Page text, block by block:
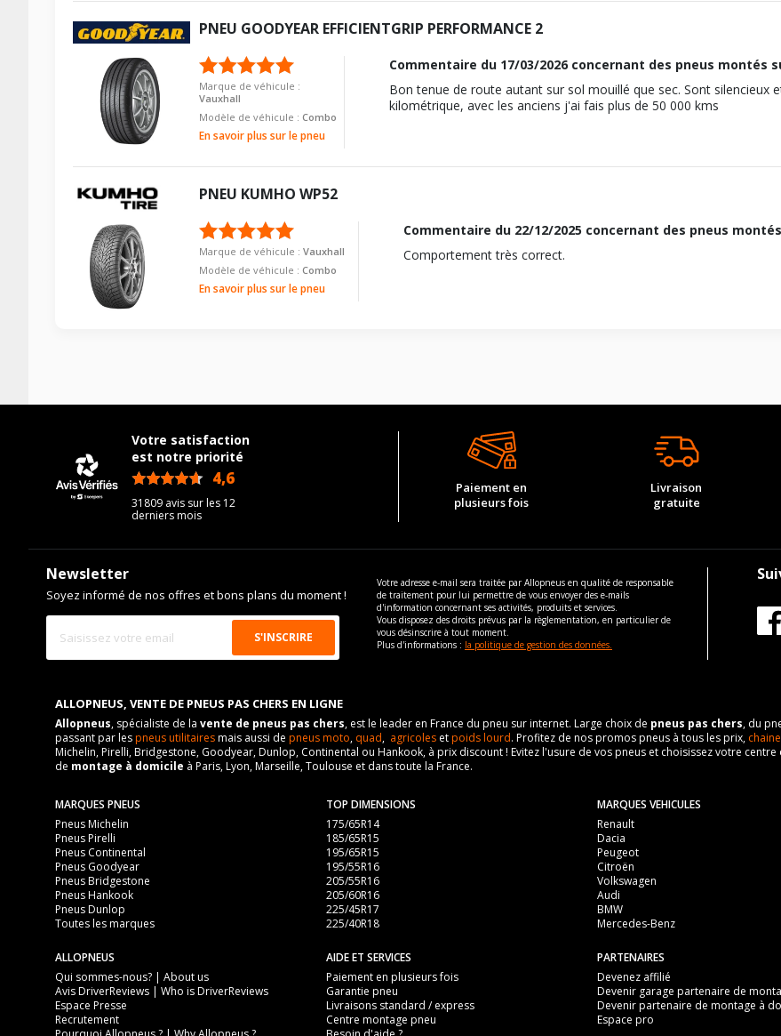
PNEU GOODYEAR EFFICIENTGRIP PERFORMANCE 2
Marque de véhicule :
Vauxhall
Modèle de véhicule : Combo
En savoir plus sur le pneu
Commentaire du 17/03/2026 concernant des pneus montés
Bon tenue de route autant sur sol mouillé que sec. Sont silencieux
kilométrique, avec les anciens j'ai fais plus de 50 000 kms
PNEU KUMHO WP52
Marque de véhicule : Vauxhall
Modèle de véhicule : Combo
En savoir plus sur le pneu
Commentaire du 22/12/2025 concernant des pneus
Comportement très correct.
Votre satisfaction
est notre priorité
4,6
31809 avis sur les 12
derniers mois
Paiement en
plusieurs fois
Livraison
gratuite
Newsletter
Soyez informé de nos offres et bons plans du moment !
Votre adresse e-mail sera traitée par Allopneus en qualité de responsable
de traitement pour lui permettre de vous envoyer des e-mails
d'information concernant ses activités, produits et services.
Vous disposez des droits prévus par la règlementation, en particulier de
vous désinscrire à tout moment.
Plus d'informations : la politique de gestion des données.
ALLOPNEUS, VENTE DE PNEUS PAS CHERS EN LIGNE
Allopneus, spécialiste de la vente de pneus pas chers, est le leader en France du pneu sur internet. Large choix de pneus pas chers, du
passant par lespneus utilitairesmais aussi de pneus moto, quad, agricoles etpoids lourd. Profitez de nos promos pneus à tous les prix,
Michelin, Pirelli, Bridgestone, Goodyear, Dunlop, Continental ou Hankook, à prix discount ! Evitez l'usure de vos pneus et choisissez votre
de montage à domicile à Paris, Lyon, Marseille, Toulouse et dans toute la France.
MARQUES PNEUS
Pneus Michelin
Pneus Pirelli
Pneus Continental
Pneus Goodyear
Pneus Bridgestone
Pneus Hankook
Pneus Dunlop
Toutes les marques
TOP DIMENSIONS
175/65R14
185/65R15
195/65R15
195/55R16
205/55R16
205/60R16
225/45R17
225/40R18
MARQUES VEHICULES
Renault
Dacia
Peugeot
Citroën
Volkswagen
Audi
BMW
Mercedes-Benz
ALLOPNEUS
Qui sommes-nous? | About us
Avis DriverReviews | Who is DriverReviews
Espace Presse
Recrutement
AIDE ET SERVICES
Paiement en plusieurs fois
Garantie pneu
Livraisons standard / express
Centre montage pneu
PARTENAIRES
Devenez affilié
Devenir garage partenaire de
Devenir partenaire de montage à
Espace pro